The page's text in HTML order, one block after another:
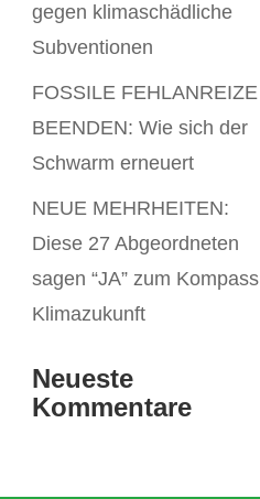
gegen klimaschädliche
Subventionen
FOSSILE FEHLANREIZE
BEENDEN: Wie sich der
Schwarm erneuert
NEUE MEHRHEITEN:
Diese 27 Abgeordneten
sagen “JA” zum Kompass
Klimazukunft
Neueste
Kommentare